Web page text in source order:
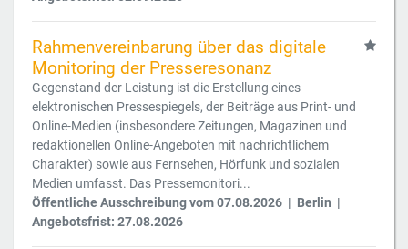
Rahmenvereinbarung über das digitale
Monitoring der Presseresonanz
Gegenstand der Leistung ist die Erstellung eines
elektronischen Pressespiegels, der Beiträge aus Print- und
Online-Medien (insbesondere Zeitungen, Magazinen und
redaktionellen Online-Angeboten mit nachrichtlichem
Charakter) sowie aus Fernsehen, Hörfunk und sozialen
Medien umfasst. Das Pressemonitori...
Öffentliche Ausschreibung vom 07.08.2026 | Berlin |
Angebotsfrist: 27.08.2026